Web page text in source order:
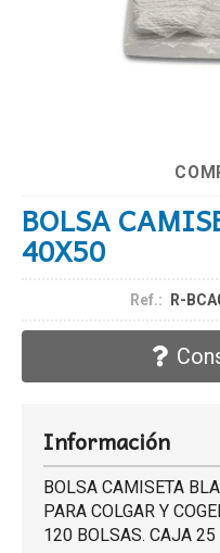
BOLSA
40X50
Ref.: R-
Información
BOLSA CAMISETA
PARA COLGAR Y
120 BOLSAS. CAJA 25